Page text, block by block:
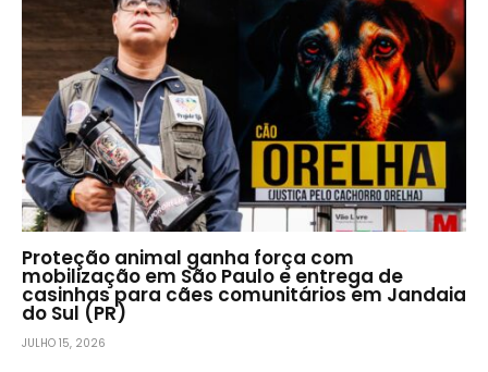
Proteção animal ganha força com
mobilização em São Paulo e entrega de
casinhas para cães comunitários em Jandaia
do Sul (PR)
JULHO 15, 2026